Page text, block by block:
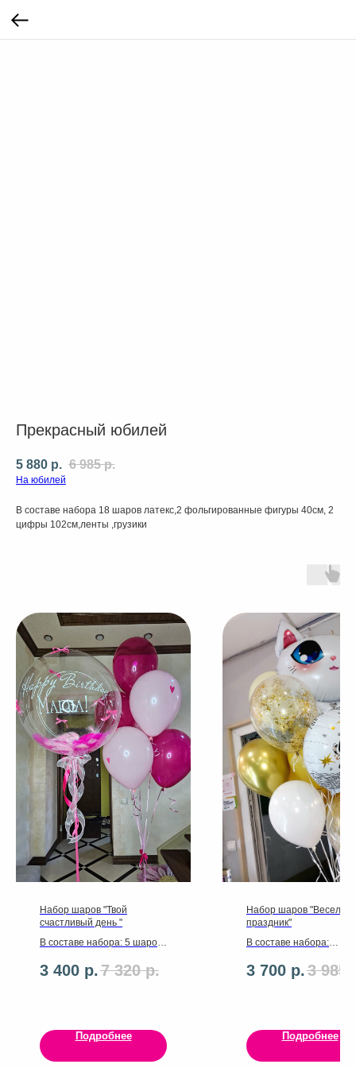
Прекрасный юбилей
5 880 р. 6 985 р.
На юбилей
В составе набора 18 шаров латекс,2 фольгированные фигуры 40см, 2
цифры 102см,ленты ,грузики
Набор шаров "Твой
счастливый день "
В составе набора: 5 шаров
перьями.,надпись на шаре
3 400 р.7 320 р.
Подробнее
Набор шаров "Веселый
праздник"
В составе набора:
✔ 1 фольгированный
3 700 р.3 985
Подробнее